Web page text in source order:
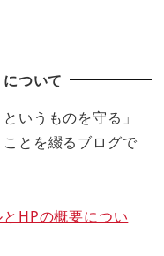
について
いうものを守る」
とを綴るブログで
とHPの概要につい